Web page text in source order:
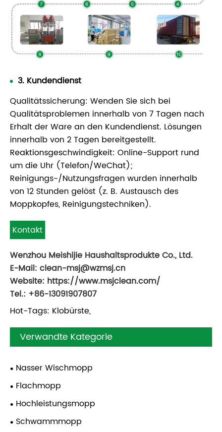
3. Kundendienst
Qualitätssicherung: Wenden Sie sich bei
Qualitätsproblemen innerhalb von 7 Tagen nach
Erhalt der Ware an den Kundendienst. Lösungen
innerhalb von 2 Tagen bereitgestellt.
Reaktionsgeschwindigkeit: Online-Support rund
um die Uhr (Telefon/WeChat);
Reinigungs-/Nutzungsfragen wurden innerhalb
von 12 Stunden gelöst (z. B. Austausch des
Moppkopfes, Reinigungstechniken).
Kontakt
Wenzhou Meishijie Haushaltsprodukte Co., Ltd.
E-Mail: clean-msj@wzmsj.cn
Website: https://www.msjclean.com/
Tel.: +86-13091907807
Hot-Tags: Klobürste,
Verwandte Kategorie
Nasser Wischmopp
Flachmopp
Hochleistungsmopp
Schwammmopp